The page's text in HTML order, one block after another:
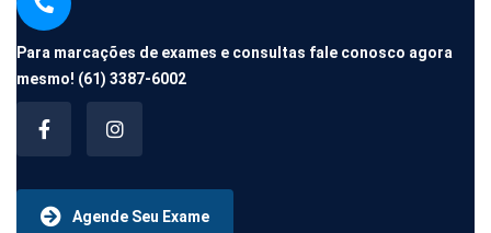
Para marcações de exames e consultas fale conosco agora
mesmo! (61) 3387-6002
Agende Seu Exame